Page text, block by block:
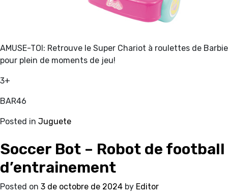
AMUSE-TOI: Retrouve le Super Chariot à roulettes de Barbie
pour plein de moments de jeu!
3+
BAR46
Posted in Juguete
Soccer Bot – Robot de football
d’entrainement
Posted on 3 de octobre de 2024 by Editor